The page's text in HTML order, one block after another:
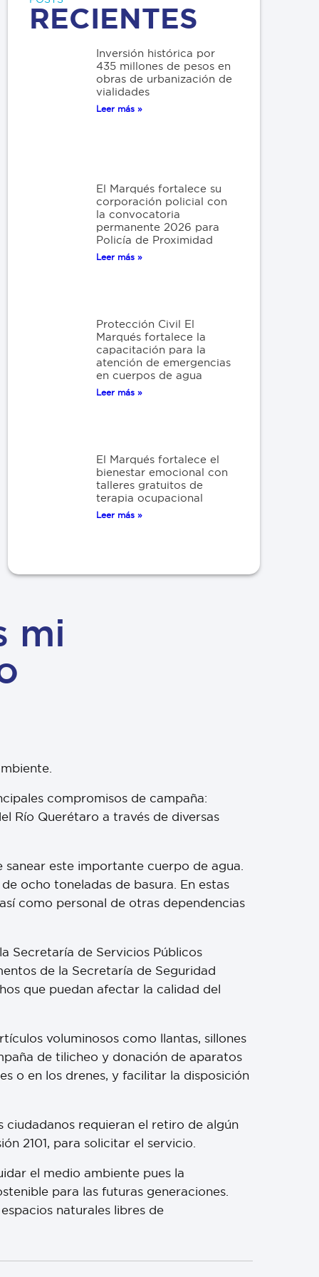
RECIENTES
Inversión histórica por
435 millones de pesos en
obras de urbanización de
vialidades
Leer más »
El Marqués fortalece su
corporación policial con
la convocatoria
permanente 2026 para
Policía de Proximidad
Leer más »
Protección Civil El
Marqués fortalece la
capacitación para la
atención de emergencias
en cuerpos de agua
Leer más »
El Marqués fortalece el
bienestar emocional con
talleres gratuitos de
terapia ocupacional
Leer más »
mi
compromisos de campaña:
Río Querétaro a través de diversas
sanear este importante cuerpo de agua.
ocho toneladas de basura. En estas
como personal de otras dependencias
Secretaría de Servicios Públicos
de la Secretaría de Seguridad
que puedan afectar la calidad del
voluminosos como llantas, sillones
de tilicheo y donación de aparatos
o en los drenes, y facilitar la disposición
ciudadanos requieran el retiro de algún
2101, para solicitar el servicio.
el medio ambiente pues la
para las futuras generaciones.
naturales libres de